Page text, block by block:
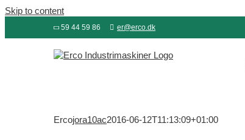
Skip to content
59 44 59 86 er@erco.dk
Ercojora10ac2016-06-12T11:13:09+01:00